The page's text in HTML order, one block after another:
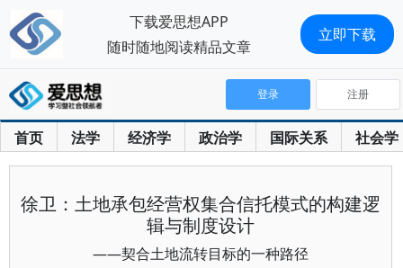
首页 法学 经济学 政治学 国际关系 社会学
登录 注册
徐卫：土地承包经营权集合信托模式的构建逻
辑与制度设计
——契合土地流转目标的一种路径
下载爱思想APP
随时随地阅读精品文章
立即下载